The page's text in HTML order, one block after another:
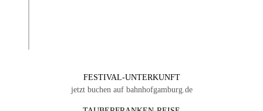
FESTIVAL-UNTERKUNFT
jetzt buchen auf bahnhofgamburg.de